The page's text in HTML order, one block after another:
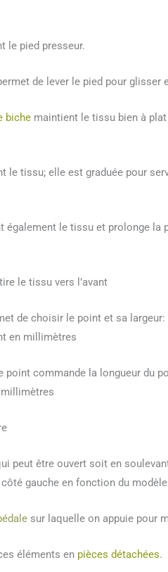
le pied presseur.
de lever le pied pour
biche maintient le tissu bien à plat
le tissu; elle est graduée pour
également le tissu et prolonge la
le tissu vers l’avant
de choisir le point et sa
en millimètres
point commande la longueur du
millimètres
peut être ouvert soit en
gauche en fonction du
sur laquelle on appuie pour
éléments en pièces détachées.